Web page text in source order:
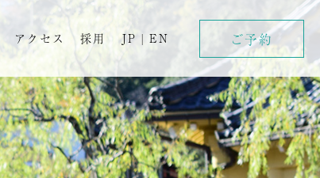
アクセス 採用 JP | EN ご予約